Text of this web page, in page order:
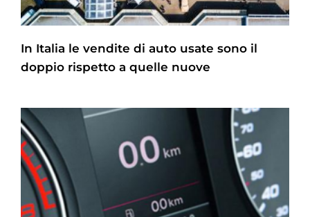
In Italia le vendite di auto usate sono il
doppio rispetto a quelle nuove